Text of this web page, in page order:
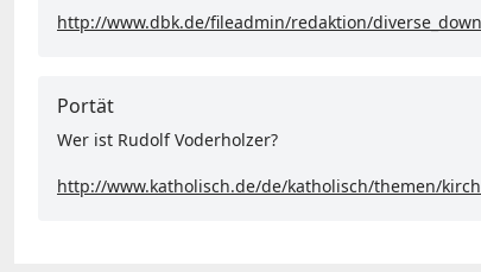
http://www.dbk.de/fileadmin/redaktion/
Portät
Wer ist Rudolf Voderholzer?
http://www.katholisch.de/de/katholisch/themen/